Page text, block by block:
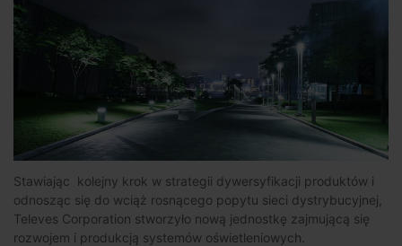
Made in Televés:
Technologia TForce
motorem do dalszego rozwoju
Ogłoszenie:
DAT BOSS
Stawiając kolejny krok w strategii dywersyfikacji produktów i
odnosząc się do wciąż rosnącego popytu sieci dystrybucyjnej,
Televes Corporation stworzyło nową jednostkę zajmującą się
rozwojem i produkcją systemów oświetleniowych.